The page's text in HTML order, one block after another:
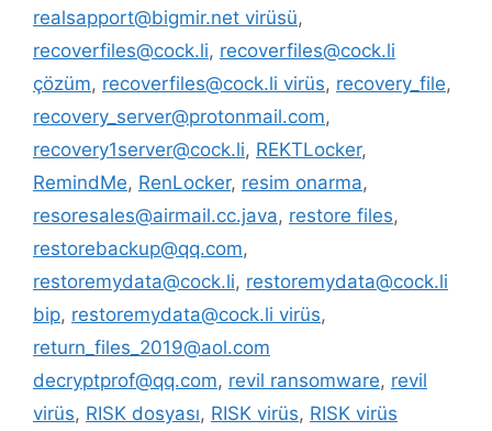
realsapport@bigmir.net virüsü,
recoverfiles@cock.li, recoverfiles@cock.li
çözüm, recoverfiles@cock.li virüs, recovery_file,
recovery_server@protonmail.com,
recovery1server@cock.li, REKTLocker,
RemindMe, RenLocker, resim onarma,
resoresales@airmail.cc.java, restore files,
restorebackup@qq.com,
restoremydata@cock.li, restoremydata@cock.li
bip, restoremydata@cock.li virüs,
return_files_2019@aol.com
decryptprof@qq.com, revil ransomware, revil
virüs, RISK dosyası, RISK virüs, RISK virüs